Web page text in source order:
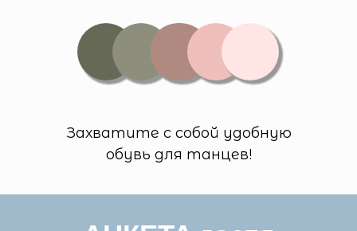
Захватите с собой удобную
обувь для танцев!